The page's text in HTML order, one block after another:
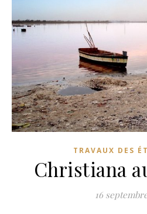
TRAVAUX DES
Christiana
16